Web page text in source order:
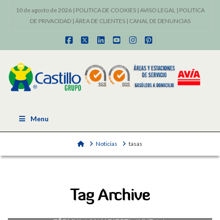
10 de agosto de 2026 | POLITICA DE COOKIES| AVISO LEGAL| POLITICA
DE PRIVACIDAD| ÁREA DE CLIENTES| CANAL DE DENUNCIAS
Facebook
X LinkedInYouTubeInstagram
Pinterest
Menu
HomeNoticias tasas
Tag Archive